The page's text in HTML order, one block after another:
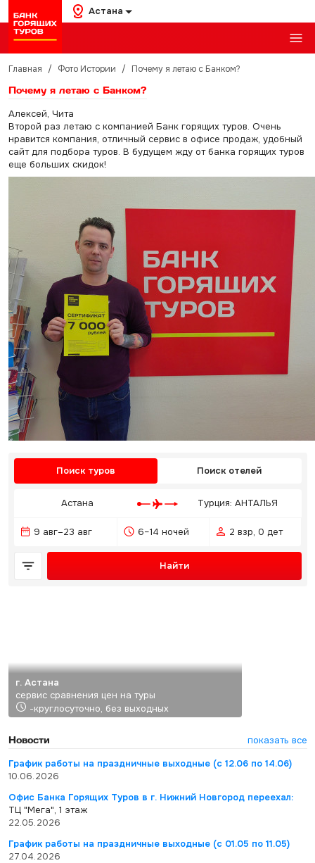
Астана
Главная / Фото Истории / Почему я летаю с Банком?
Почему я летаю с Банком?
Алексей, Чита
Второй раз летаю с компанией Банк горящих туров. Очень
нравится компания, отличный сервис в офисе продаж, удобный
сайт для подбора туров. В будущем жду от банка горящих туров
еще больших скидок!
Поиск туров Поиск отелей
Астана Турция: АНТАЛЬЯ
9 авг–23 авг 6–14 ночей 2 взр, 0 дет
Найти
г. Астана
сервис сравнения цен на туры
-круглосуточно, без выходных
Новости
показать все
График работы на праздничные выходные (с 12.06 по 14.06)
10.06.2026
Офис Банка Горящих Туров в г. Нижний Новгород переехал:
ТЦ "Мега", 1 этаж
22.05.2026
График работы на праздничные выходные (с 01.05 по 11.05)
27.04.2026